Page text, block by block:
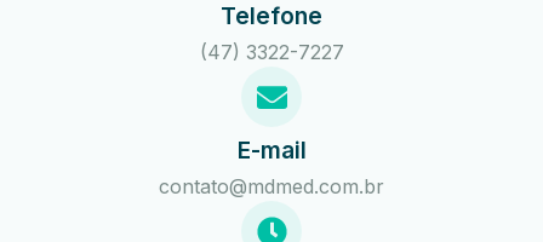
Telefone
(47) 3322-7227
E-mail
contato@mdmed.com.br